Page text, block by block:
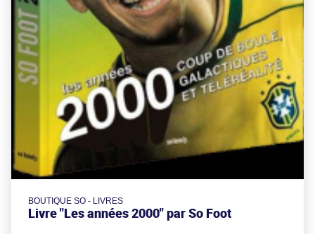
BOUTIQUE SO - LIVRES
Livre "Les années 2000" par So Foot